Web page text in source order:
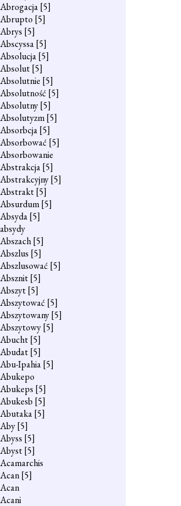
Abrogacja[5]
Abrupto [5]
Abrys [5]
Abscyssa[5]
Absolucja[5]
Absolut[5]
Absolutnie [5]
Absolutność [5]
Absolutny[5]
Absolutyzm[5]
Absorbcja[5]
Absorbować [5]
Absorbowanie
Abstrakcja[5]
Abstrakcyjny[5]
Abstrakt[5]
Absurdum[5]
Absyda[5]
absydy
Abszach[5]
Abszlus [5]
Abszlusować [5]
Absznit[5]
Abszyt[5]
Abszytować [5]
Abszytowany[5]
Abszytowy[5]
Abucht[5]
Abudat[5]
Abu-Ipahia[5]
Abukepo
Abukeps [5]
Abukesb [5]
Abutaka[5]
Aby[5]
Abyss [5]
Abyst[5]
Acamarchis
Acan[5]
Acan
Acani